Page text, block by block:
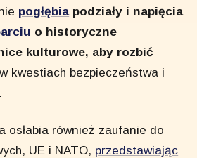
pogłębiapodziały i napięcia
o historyczne
kulturowe, aby rozbić
kwestiach bezpieczeństwa i
osłabia również zaufanie do
UE i NATO, przedstawiając